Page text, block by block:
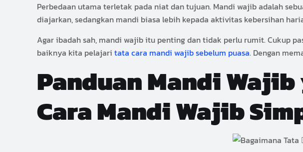
Perbedaan utama terletak pada niat dan tujuan. Mandi wajib adalah
diajarkan, sedangkan mandi biasa lebih kepada aktivitas kebersihan
Agar ibadah sah, mandi wajib itu penting dan tidak perlu rumit. Cukup
baiknya kita pelajaritata cara mandi wajib sebelum puasa. Dengan
Panduan Mandi
Cara Mandi Wajib